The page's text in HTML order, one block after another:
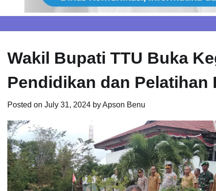
Wakil Bupati TTU Buka
Pendidikan dan Pelatihan
Posted on July 31, 2024 byApson Benu